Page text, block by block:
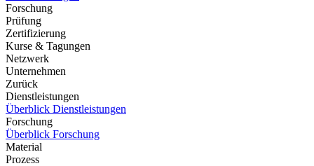
Forschung
Prüfung
Zertifizierung
Kurse & Tagungen
Netzwerk
Unternehmen
Zurück
Dienstleistungen
Überblick Dienstleistungen
Forschung
Überblick Forschung
Material
Prozess